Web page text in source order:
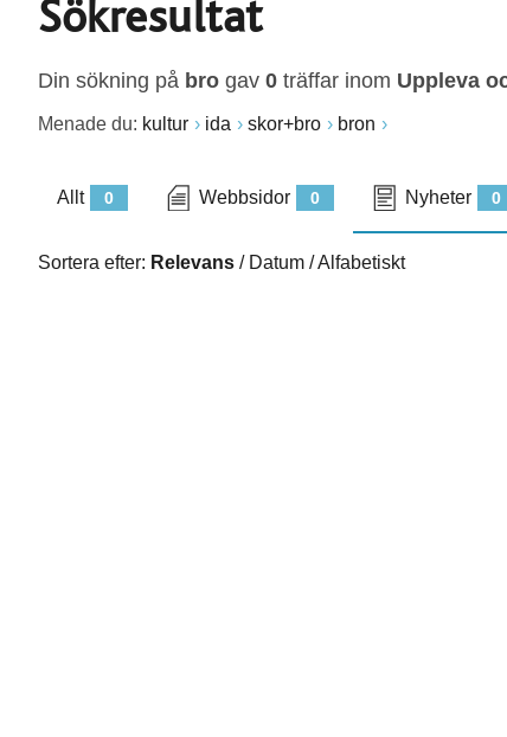
Sökresultat
Din sökning på bro gav 0 träffar inom Uppleva
Menade du: kultur ida skor+bro bron
0
Allt 0
Webbsidor 0
Nyheter
Sortera efter: Relevans / Datum /Alfabetiskt